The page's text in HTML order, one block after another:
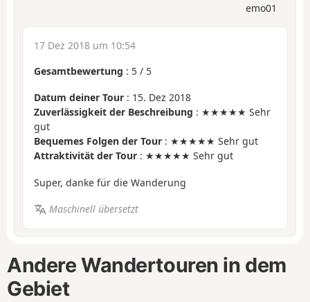
emo01
17 Dez 2018 um 10:54
Gesamtbewertung : 5 / 5
Datum deiner Tour : 15. Dez 2018
Zuverlässigkeit der Beschreibung : ★★★★★ Sehr
gut
Bequemes Folgen der Tour : ★★★★★ Sehr gut
Attraktivität der Tour : ★★★★★ Sehr gut
Super, danke für die Wanderung
Maschinell übersetzt
Andere Wandertouren in dem
Gebiet